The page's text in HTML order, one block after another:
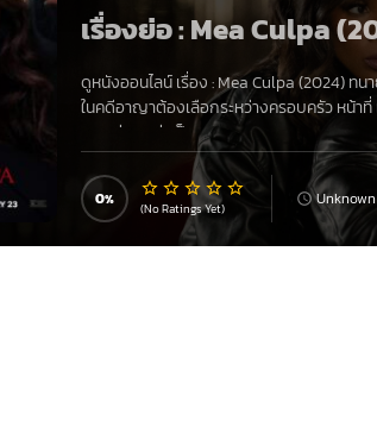
เรื่องย่อ : Mea Culpa
ดูหนังออนไลน์ เรื่อง:Mea Culpa (2024) ทน
ในคดีอาญาต้องเลือกระหว่างครอบครัว หน้า
ถูกกล่าวหาว่าเป็นฆาตกร
0 (No Ratings Yet) Unknown